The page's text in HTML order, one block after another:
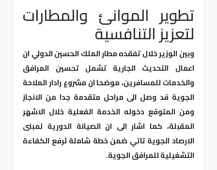
تطوير الموانئ والمطارات
لتعزيز التنافسية
وبين الوزير خلال تفقده مطار الملك الحسين الدولي ان
اعمال التحديث الجارية تشمل تحسين المرافق
والخدمات للمسافرين، موضحا ان مشروع رادار الملاحة
الجوية قد وصل الى مراحل متقدمة جدا من الانجاز
ومن المتوقع دخوله الخدمة الفعلية خلال الاشهر
المقبلة، كما اشار الى ان الصيانة الدورية لمبنى
الارصاد الجوية تاتي ضمن خطة شاملة لرفع الكفاءة
التشغيلية للمرافق الجوية.